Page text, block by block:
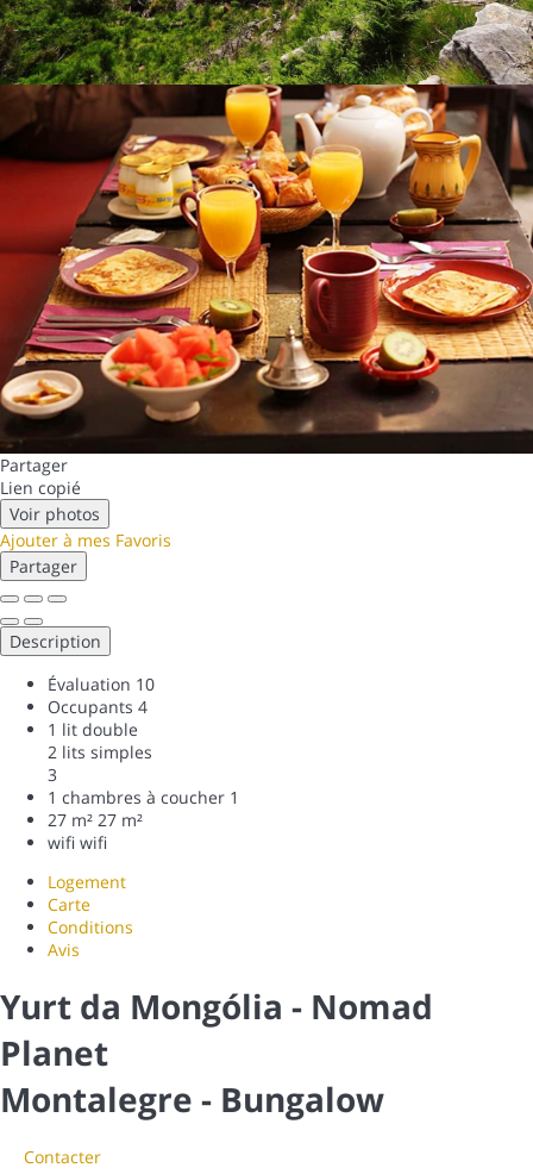
Partager
Lien copié
Voir photos
Ajouter à mes Favoris
Partager
Description
Évaluation 10
Occupants 4
1 lit double
2 lits simples
3
1 chambres à coucher 1
27 m² 27 m²
wifi wifi
Logement
Carte
Conditions
Avis
Yurt da Mongólia - Nomad
Planet
Montalegre - Bungalow
Contacter